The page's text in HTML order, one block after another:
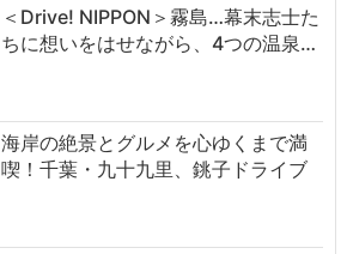
＜Drive! NIPPON＞霧島…幕末志士た
ちに想いをはせながら、4つの温泉…
海岸の絶景とグルメを心ゆくまで満
喫！千葉・九十九里、銚子ドライブ